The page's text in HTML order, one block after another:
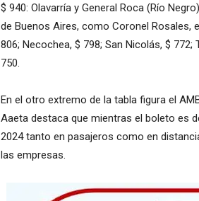
$ 940: Olavarría y General Roca (Río
de Buenos Aires, como Coronel Rosales,
806; Necochea, $ 798; San Nicolás, $ 772;
750.
En el otro extremo de la tabla figura el
Aaeta destaca que mientras el boleto es
2024 tanto en pasajeros como en
las empresas.